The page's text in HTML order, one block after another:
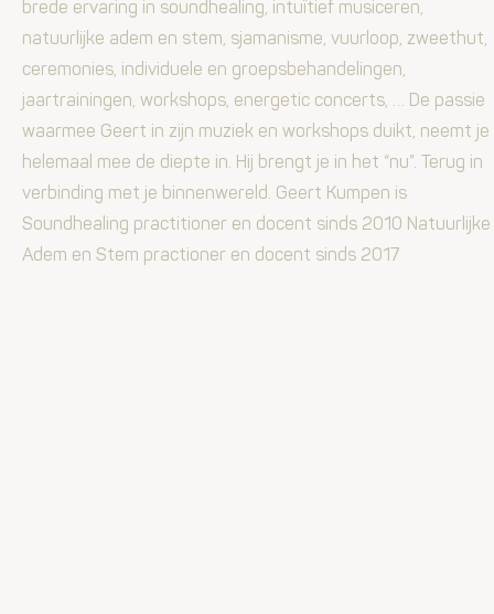
brede ervaring in soundhealing, intuïtief musiceren,
natuurlijke adem en stem, sjamanisme, vuurloop, zweethut,
ceremonies, individuele en groepsbehandelingen,
jaartrainingen, workshops, energetic concerts, … De passie
waarmee Geert in zijn muziek en workshops duikt, neemt je
helemaal mee de diepte in. Hij brengt je in het “nu”. Terug in
verbinding met je binnenwereld. Geert Kumpen is
Soundhealing practitioner en docent sinds 2010 Natuurlijke
Adem en Stem practioner en docent sinds 2017